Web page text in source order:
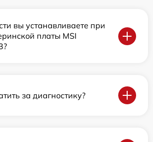
вы устанавливаете при
платы MSI
за диагностику?